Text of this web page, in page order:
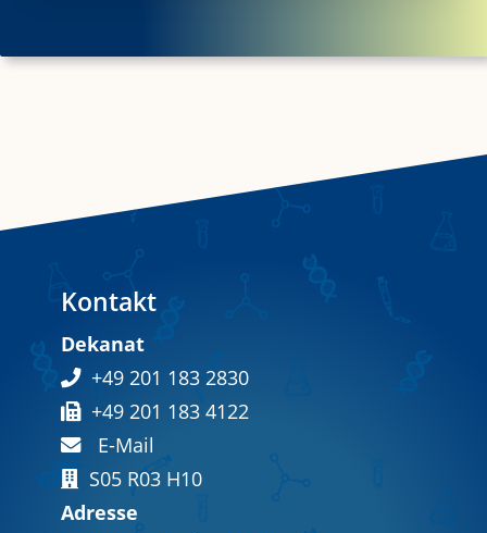
Kontakt
Dekanat
+49 201 183 2830
+49 201 183 4122
E-Mail
S05 R03 H10
Adresse